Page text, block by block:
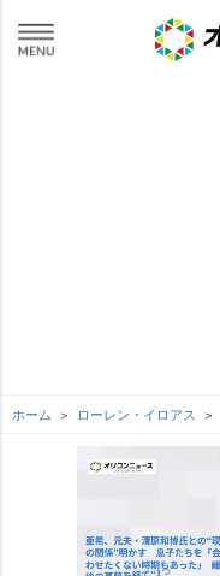
ホーム ローレン・イロアス